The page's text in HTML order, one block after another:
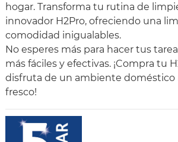
hogar. Transforma tu rutina de
innovador H2Pro, ofreciendo una
comodidad inigualables.
No esperes más para hacer tus
más fáciles y efectivas. ¡Compra tu
disfruta de un ambiente doméstico
fresco!